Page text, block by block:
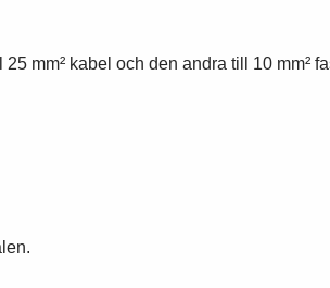
mm² kabel och den andra till 10 mm²